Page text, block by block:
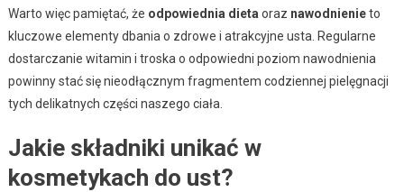
Warto więc pamiętać, że odpowiednia dieta oraz nawodnienieto
kluczowe elementy dbania o zdrowe i atrakcyjne usta. Regularne
dostarczanie witamin i troska o odpowiedni poziom nawodnienia
powinny stać się nieodłącznym fragmentem codziennej pielęgnacji
tych delikatnych części naszego ciała.
Jakie składniki unikać w
kosmetykach do ust?